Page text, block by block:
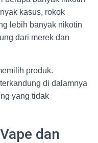
kasus, rokok
lebih banyak nikotin
dari merek dan
produk.
di dalamnya
yang tidak
dan